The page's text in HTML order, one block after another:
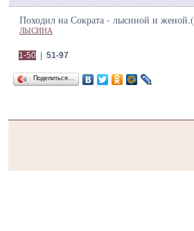
Походил на Сократа - лысиной и женой.(
ЛЫСИНА
1-50| 51-97
Поделиться…